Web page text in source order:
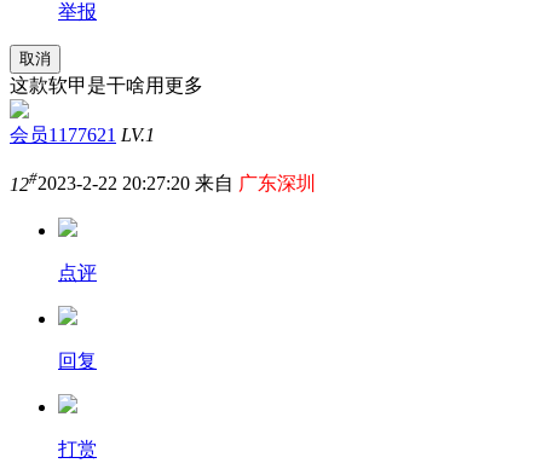
举报
取消
这款软甲是干啥用更多
会员1177621 LV.1
12#2023-2-22 20:27:20 来自 广东深圳
点评
回复
打赏